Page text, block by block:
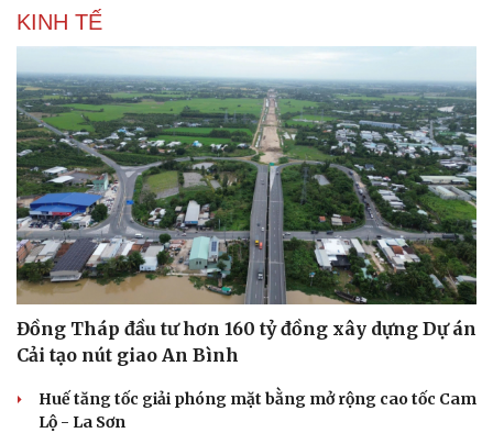
KINH TẾ
Đồng Tháp đầu tư hơn 160 tỷ đồng xây dựng Dự án
Cải tạo nút giao An Bình
Huế tăng tốc giải phóng mặt bằng mở rộng cao tốc Cam
Lộ - La Sơn